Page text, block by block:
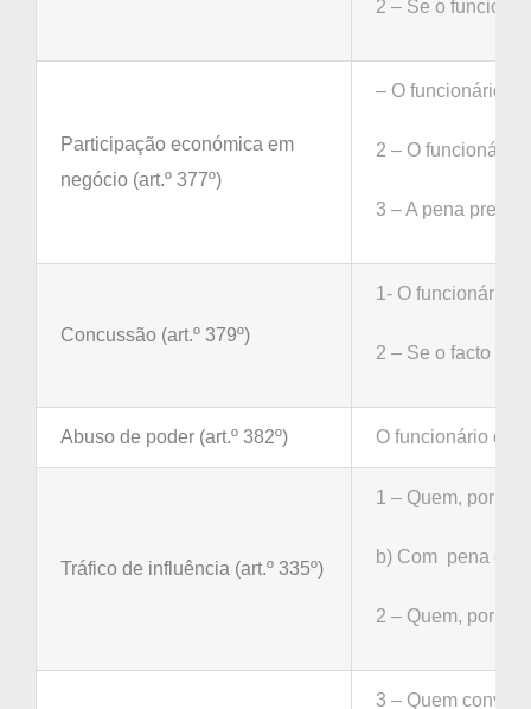
2 – Se o
Participação económica em
negócio (art.º 377º)
– O funcionário
2 – O funcionário
3 – A pena
Concussão (art.º 379º)
1- O funcionário
2 – Se o facto for
Abuso de poder (art.º 382º) O funcionário
Tráfico de influência (art.º 335º)
1 – Quem, por si
b) Com pena de
2 – Quem, por si
3 – Quem